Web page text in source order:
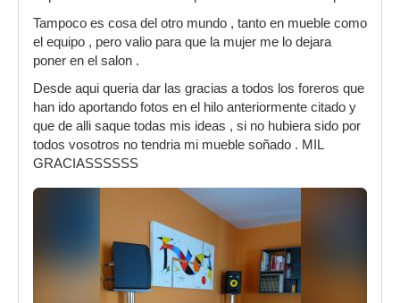
Tampoco es cosa del otro mundo , tanto en mueble como
el equipo , pero valio para que la mujer me lo dejara
poner en el salon .
Desde aqui queria dar las gracias a todos los foreros que
han ido aportando fotos en el hilo anteriormente citado y
que de alli saque todas mis ideas , si no hubiera sido por
todos vosotros no tendria mi mueble soñado . MIL
GRACIASSSSSS